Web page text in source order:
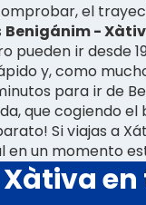
el
Benigánim -
pueden ir desde
y, como
para ir de
que cogiendo el
Si viajas a
en un momento
en